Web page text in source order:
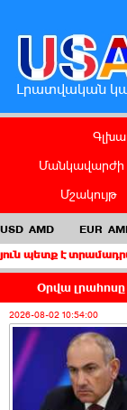
Լրատվական
Մանկավարժի
Մշակույթ
USD AMD EUR
Օրվա լրահոսը
2026-08-02 10:54:00